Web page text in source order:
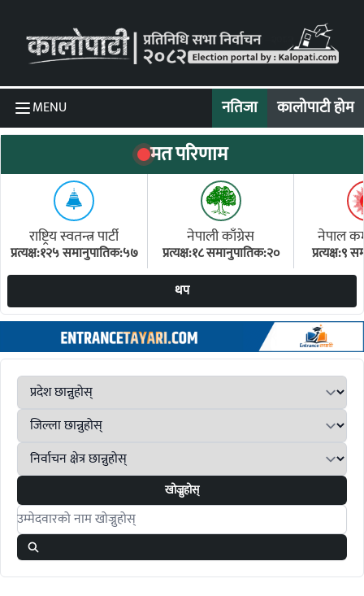
MENU नतिजा कालोपाटी होम
मत परिणाम
राष्ट्रिय स्वतन्त्र पार्टी
प्रत्यक्ष:१२५ समानुपातिक:५७
नेपाली काँग्रेस
प्रत्यक्ष:१८ समानुपातिक:२०
नेपाल
प्रत्यक्ष:९
थप
खोज्नुहोस्
Search candidates